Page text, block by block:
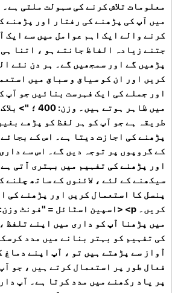
میں آپ کی پڑھنے کی رفتار اور پڑھنے
کرنے والے ایک اہم عوامل میں سے ایک
جتنے زیادہ الفاظ جانتے ہو ، اتنا
پڑھیں گے اور سمجھیں گے۔ ہر دن نئے
کریں اور ان کو سیاق و سباق میں
اور جملے کی ایک فہرست بنائیں جو آپ
میں ظاہر ہوتے
طریقہ ہے جو آپ کو ہر لفظ کو پڑھے
پڑھنے کی اجازت دیتا ہے۔ اس کے
کے گروپوں پر توجہ دیں گے۔ اس سے
اور پڑھنے کی تفہیم میں بہتری آتی
سیکھنے کے لئے ، لائنوں کے ساتھ چلنے
پنسل کا استعمال کریں اور پڑھنے کی
میں پڑھنا آپ کو داری میں اپنے تلفظ
کی تفہیم کو بہتر بنانے میں مدد
آواز سے پڑھتے ہیں تو ، آپ اپنے دماغ
فعال طور پر استعمال کرتے ہیں ، جو
پر یاد رکھنے میں مدد کرتا ہے۔ آپ